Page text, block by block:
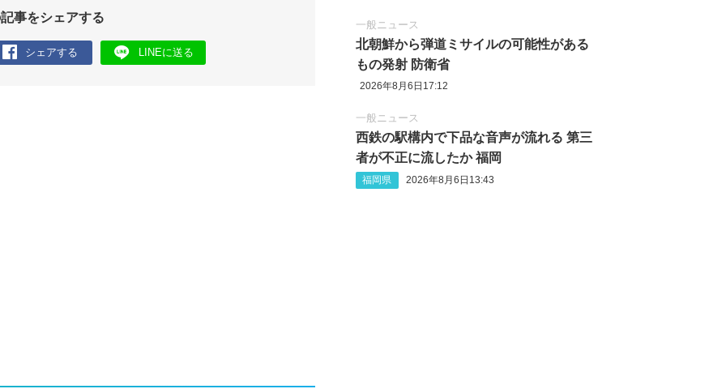
事をシェアする
シェアする LINEに送る
一般ニュース
北朝鮮から弾道ミサイルの可能性がある
もの発射 防衛省
2026年8月6日17:12
一般ニュース
西鉄の駅構内で下品な音声が流れる 第三
者が不正に流したか 福岡
福岡県 2026年8月6日13:43